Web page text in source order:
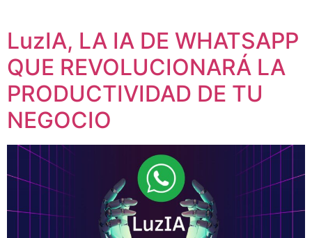
LuzIA, LA IA DE WHATSAPP
QUE REVOLUCIONARÁ LA
PRODUCTIVIDAD DE TU
NEGOCIO